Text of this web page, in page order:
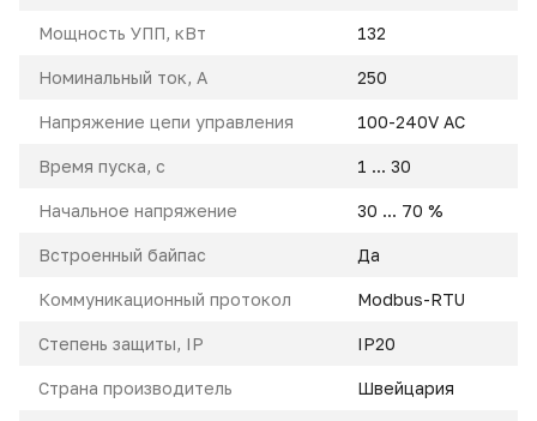
Мощность УПП, кВт 132
Номинальный ток, A 250
Напряжение цепи управления 100-240V AC
Время пуска, с 1 ... 30
Начальное напряжение 30 ... 70 %
Встроенный байпас Да
Коммуникационный протокол Modbus-RTU
Степень защиты, IP IP20
Страна производитель Швейцария